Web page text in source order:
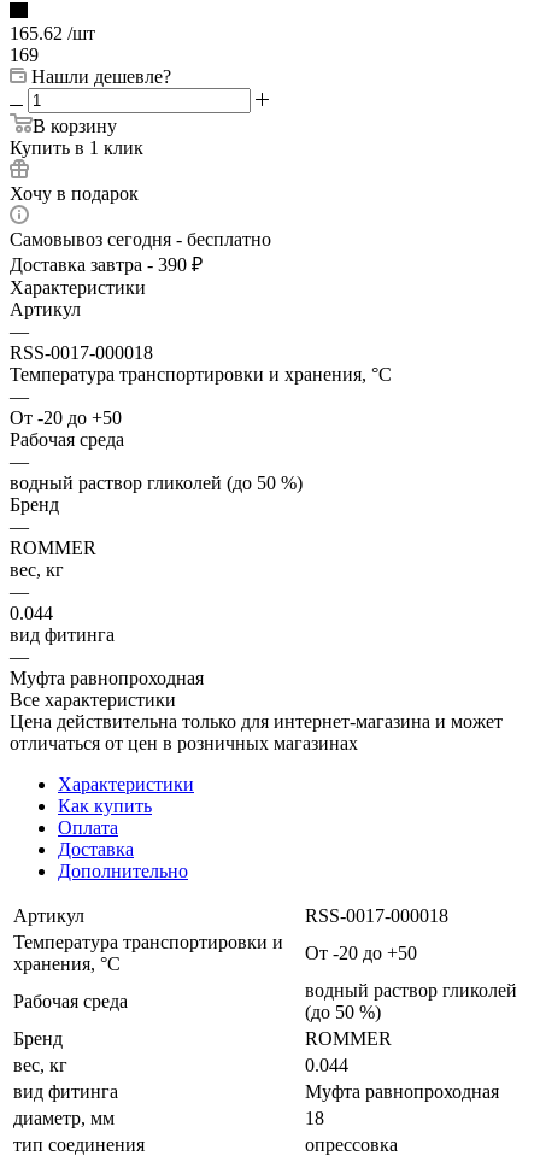
165.62 /шт
169
Нашли дешевле?
В корзину
Купить в 1 клик
Хочу в подарок
Самовывоз сегодня - бесплатно
Доставка завтра - 390 ₽
Характеристики
Артикул
—
RSS-0017-000018
Температура транспортировки и хранения, °С
—
От -20 до +50
Рабочая среда
—
водный раствор гликолей (до 50 %)
Бренд
—
ROMMER
вес, кг
—
0.044
вид фитинга
—
Муфта равнопроходная
Все характеристики
Цена действительна только для интернет-магазина и может
отличаться от цен в розничных магазинах
Характеристики
Как купить
Оплата
Доставка
Дополнительно
Артикул
RSS-0017-000018
Температура транспортировки и
хранения, °С
От -20 до +50
Рабочая среда
водный раствор гликолей
(до 50 %)
Бренд
ROMMER
вес, кг
0.044
вид фитинга
Муфта равнопроходная
диаметр, мм
18
тип соединения
опрессовка